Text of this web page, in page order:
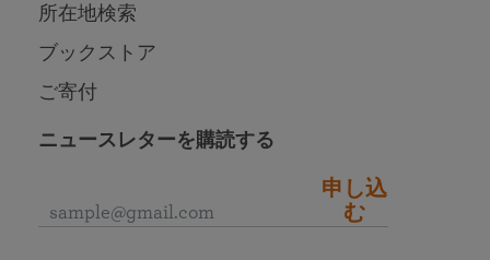
所在地検索
ブックストア
ご寄付
ニュースレターを購読する
申し込
む